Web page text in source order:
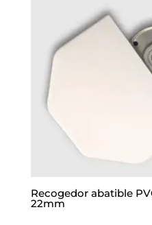
Recogedor abatible
22mm